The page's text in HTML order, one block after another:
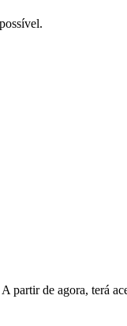
partir de agora, terá